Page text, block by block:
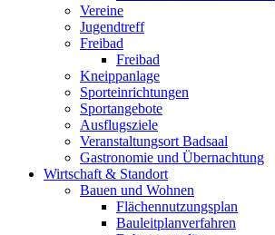
Vereine
Jugendtreff
Freibad
Freibad
Kneippanlage
Sporteinrichtungen
Sportangebote
Ausflugsziele
Veranstaltungsort Badsaal
Gastronomie und Übernachtung
Wirtschaft & Standort
Bauen und Wohnen
Flächennutzungsplan
Bauleitplanverfahren